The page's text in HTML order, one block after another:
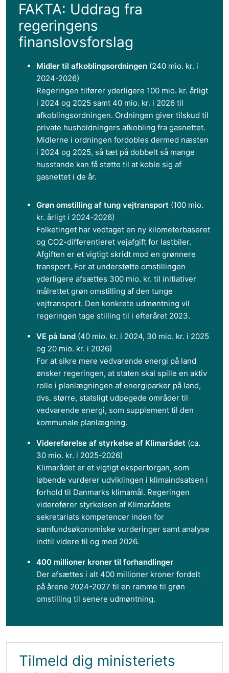
FAKTA: Uddrag fra
regeringens
finanslovsforslag
Midler til afkoblingsordningen (240 mio. kr. i
2024-2026)
Regeringen tilfører yderligere 100 mio. kr. årligt
i 2024 og 2025 samt 40 mio. kr. i 2026 til
afkoblingsordningen. Ordningen giver tilskud til
private husholdningers afkobling fra gasnettet.
Midlerne i ordningen fordobles dermed næsten
i 2024 og 2025, så tæt på dobbelt så mange
husstande kan få støtte til at koble sig af
gasnettet i de år.
Grøn omstilling af tung vejtransport (100 mio.
kr. årligt i 2024-2026)
Folketinget har vedtaget en ny kilometerbaseret
og CO2-differentieret vejafgift for lastbiler.
Afgiften er et vigtigt skridt mod en grønnere
transport. For at understøtte omstillingen
yderligere afsættes 300 mio. kr. til initiativer
målrettet grøn omstilling af den tunge
vejtransport. Den konkrete udmøntning vil
regeringen tage stilling til i efteråret 2023.
VE på land (40 mio. kr. i 2024, 30 mio. kr. i 2025
og 20 mio. kr. i 2026)
For at sikre mere vedvarende energi på land
ønsker regeringen, at staten skal spille en aktiv
rolle i planlægningen af energiparker på land,
dvs. større, statsligt udpegede områder til
vedvarende energi, som supplement til den
kommunale planlægning.
Videreførelse af styrkelse af Klimarådet (ca.
30 mio. kr. i 2025-2026)
Klimarådet er et vigtigt ekspertorgan, som
løbende vurderer udviklingen i klimaindsatsen i
forhold til Danmarks klimamål. Regeringen
viderefører styrkelsen af Klimarådets
sekretariats kompetencer inden for
samfundsøkonomiske vurderinger samt analyse
indtil videre til og med 2026.
400 millioner kroner til forhandlinger
Der afsættes i alt 400 millioner kroner fordelt
på årene 2024-2027 til en ramme til grøn
omstilling til senere udmøntning.
Tilmeld dig ministeriets